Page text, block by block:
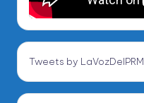
Tweets by LaVozDelPRM